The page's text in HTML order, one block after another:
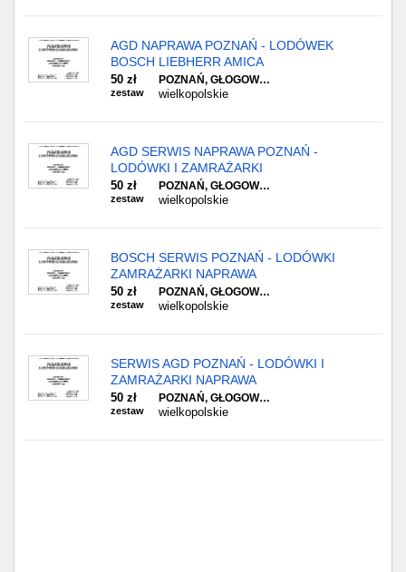
AGD NAPRAWA POZNAŃ - LODÓWEK
BOSCH LIEBHERR AMICA
50 zł
zestaw
POZNAŃ, GŁOGOW…
wielkopolskie
AGD SERWIS NAPRAWA POZNAŃ -
LODÓWKI I ZAMRAŻARKI
50 zł
zestaw
POZNAŃ, GŁOGOW…
wielkopolskie
BOSCH SERWIS POZNAŃ - LODÓWKI
ZAMRAŻARKI NAPRAWA
50 zł
zestaw
POZNAŃ, GŁOGOW…
wielkopolskie
SERWIS AGD POZNAŃ - LODÓWKI I
ZAMRAŻARKI NAPRAWA
50 zł
zestaw
POZNAŃ, GŁOGOW…
wielkopolskie